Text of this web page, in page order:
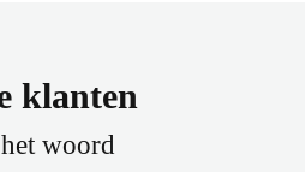
klanten
woord